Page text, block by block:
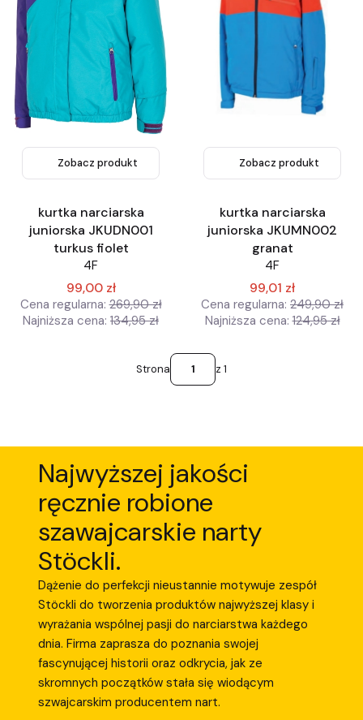
Zobacz produkt
kurtka narciarska
juniorska JKUDN001
turkus fiolet
4F
99,00 zł
Cena regularna: 269,90 zł
Najniższa cena: 134,95 zł
Zobacz produkt
kurtka narciarska
juniorska JKUMN002
granat
4F
99,01 zł
Cena regularna: 249,90 zł
Najniższa cena: 124,95 zł
Strona z 1
Najwyższej jakości
ręcznie robione
szawajcarskie narty
Stöckli.
Dążenie do perfekcji nieustannie motywuje zespół
Stöckli do tworzenia produktów najwyższej klasy i
wyrażania wspólnej pasji do narciarstwa każdego
dnia. Firma zaprasza do poznania swojej
fascynującej historii oraz odkrycia, jak ze
skromnych początków stała się wiodącym
szwajcarskim producentem nart.